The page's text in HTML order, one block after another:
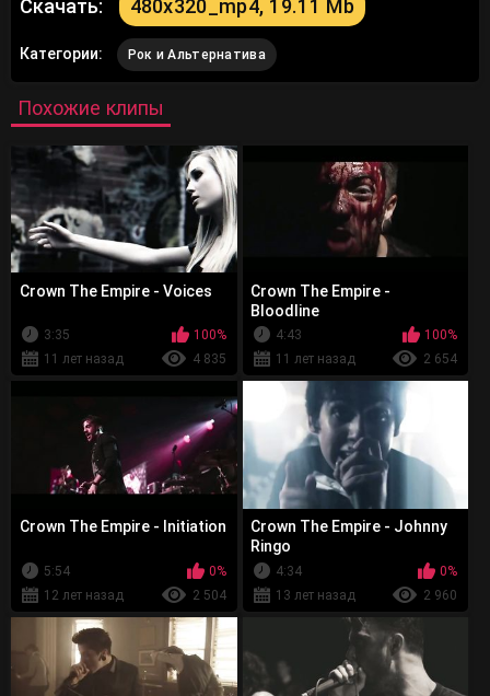
Скачать: 480x320_mp4, 19.11 Mb
Категории: Рок и Альтернатива
Похожие клипы
Crown The Empire - Voices
3:35
100%
11 лет назад
4 835
Crown The Empire -
Bloodline
4:43
100%
11 лет назад
2 654
Crown The Empire - Initiation
5:54
0%
12 лет назад
2 504
Crown The Empire - Johnny
Ringo
4:34
0%
13 лет назад
2 960